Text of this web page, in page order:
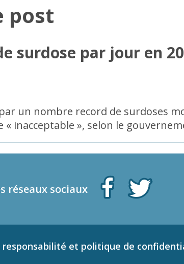
post
surdose par jour en
un nombre record de surdoses
inacceptable », selon le
réseaux sociaux
et politique de